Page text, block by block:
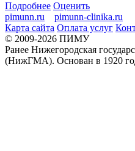
Подробнее Оценить
pimunn.ru
pimunn-clinika.ru
Карта сайта Оплата услуг
© 2009-2026 ПИМУ
Ранее Нижегородская
(НижГМА). Основан в 1920